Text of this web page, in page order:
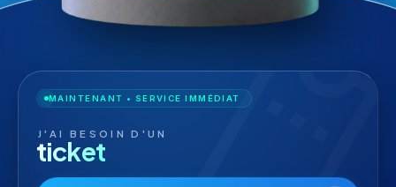
MAINTENANT • SERVICE IMMÉDIAT
J'AI BESOIN D'UN
ticket